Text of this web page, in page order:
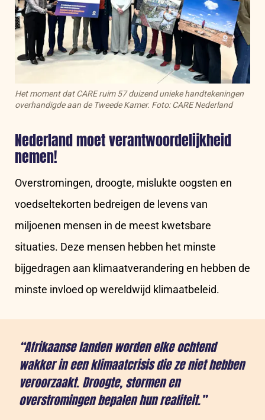
Het moment dat CARE ruim 57 duizend unieke handtekeningen
overhandigde aan de Tweede Kamer. Foto: CARE Nederland
Nederland moet verantwoordelijkheid
nemen!
Overstromingen, droogte, mislukte oogsten en
voedseltekorten bedreigen de levens van
miljoenen mensen in de meest kwetsbare
situaties. Deze mensen hebben het minste
bijgedragen aan klimaatverandering en hebben de
minste invloed op wereldwijd klimaatbeleid.
“Afrikaanse landen worden elke ochtend
wakker in een klimaatcrisis die ze niet hebben
veroorzaakt. Droogte, stormen en
overstromingen bepalen hun realiteit.”